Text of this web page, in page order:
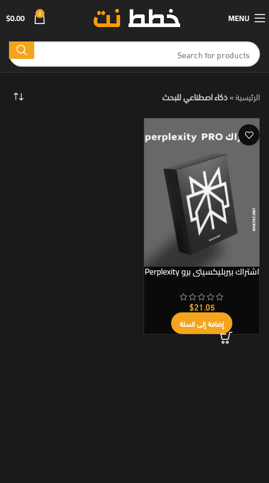
MENU
0
$0.00
الرئيسية»ذكاء اصطناعي للبحث
اشتراك بيربليكسيتي برو Perplexity
AI Pro رسمي
$21.05
إضافة إلى السلة